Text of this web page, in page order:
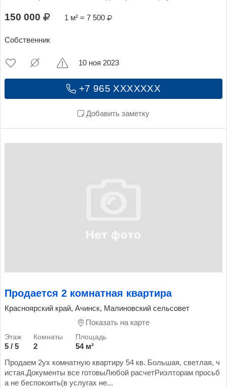
150 000 1 м² = 7 500
Собственник
+7 965 XXXXXXX
Добавить заметку
10 ноя 2023
Продается 2 комнатная квартира
Красноярский край, Ачинск, Малиновский сельсовет
Показать на карте
5 / 5 2
54 м²
Продаем 2ух комнатную квартиру 54 кв. Большая, светлая, ч
истая.Документы все готовыЛюбой расчетРиэлторам просьб
а не беспокоить(в услугах не...